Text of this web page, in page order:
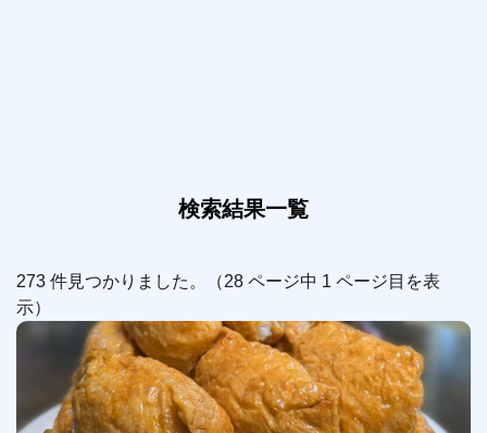
検索結果一覧
273 件見つかりました。（28 ページ中 1 ページ目を表
示）